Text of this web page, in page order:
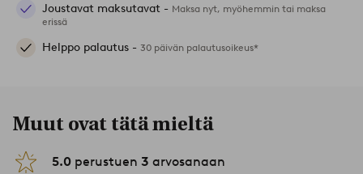
Joustavat maksutavat - Maksa nyt, myöhemmin tai maksa
erissä
Helppo palautus - 30 päivän palautusoikeus*
Muut ovat tätä mieltä
5.0 perustuen 3 arvosanaan